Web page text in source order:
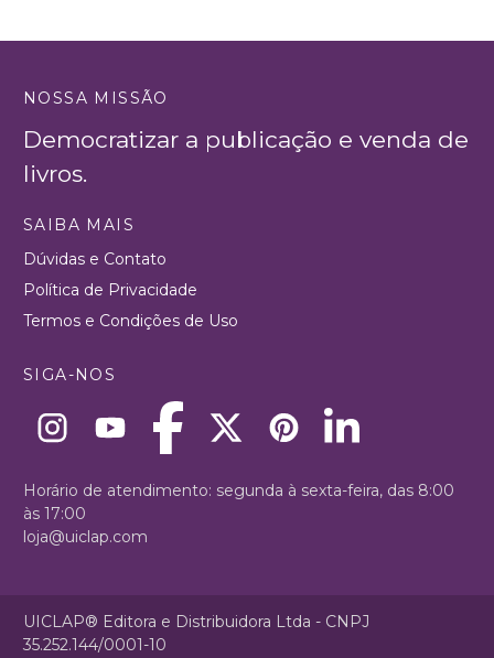
NOSSA MISSÃO
Democratizar a publicação e venda de
livros.
SAIBA MAIS
Dúvidas e Contato
Política de Privacidade
Termos e Condições de Uso
SIGA-NOS
Horário de atendimento: segunda à sexta-feira, das 8:00
às 17:00
loja@uiclap.com
UICLAP® Editora e Distribuidora Ltda - CNPJ
35.252.144/0001-10